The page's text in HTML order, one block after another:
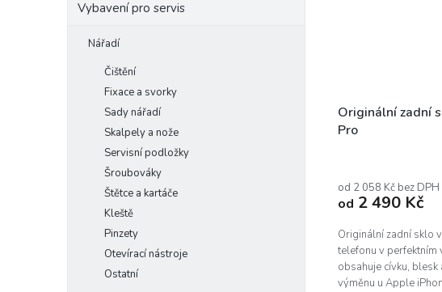
Vybavení pro servis
Nářadí
Čištění
Fixace a svorky
Sady nářadí
Skalpely a nože
Servisní podložky
Šroubováky
Štětce a kartáče
Kleště
Pinzety
Otevírací nástroje
Ostatní
Originální zadní
Pro
produktu
je
z
5
hvězdiček.
od 2 058 Kč bez DPH
od 2 490 Kč
Originální zadní sklo
telefonu v perfektním
obsahuje cívku,
výměnu u Apple